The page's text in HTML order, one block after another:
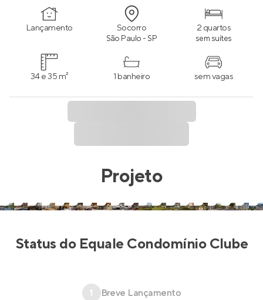
Lançamento Socorro
São Paulo - SP
2 quartos
sem suítes
34 e 35 m² 1 banheiro sem vagas
Projeto
Status do Equale Condomínio Clube
1 Breve Lançamento